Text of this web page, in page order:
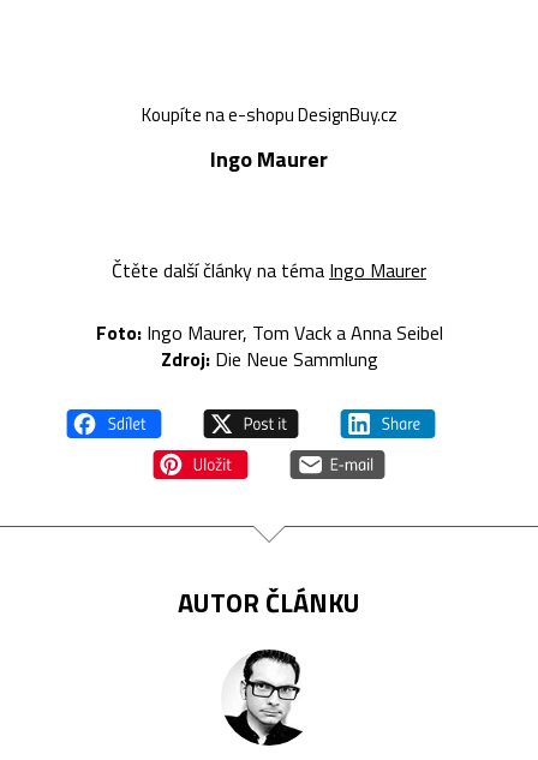
Koupíte na e-shopu DesignBuy.cz
Ingo Maurer
Čtěte další články na téma Ingo Maurer
Foto:Ingo Maurer, Tom Vack a Anna Seibel
Zdroj:Die Neue Sammlung
AUTOR ČLÁNKU